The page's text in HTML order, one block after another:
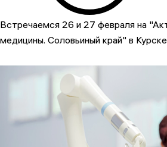
Встречаемся 26 и 27 февраля на
медицины. Соловьиный край" в Курске